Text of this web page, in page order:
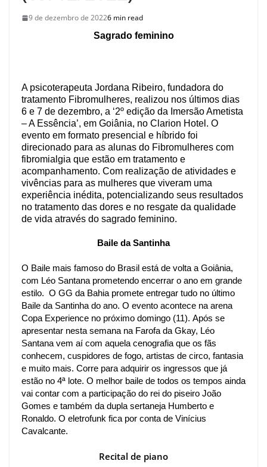
9 de dezembro de 20226 min read
Sagrado feminino
A psicoterapeuta Jordana Ribeiro, fundadora do
tratamento Fibromulheres, realizou nos últimos dias
6 e 7 de dezembro, a ‘2º edição da Imersão Ametista
– A Essência’, em Goiânia, no Clarion Hotel. O
evento em formato presencial e híbrido foi
direcionado para as alunas do Fibromulheres com
fibromialgia que estão em tratamento e
acompanhamento. Com realização de atividades e
vivências para as mulheres que viveram uma
experiência inédita, potencializando seus resultados
no tratamento das dores e no resgate da qualidade
de vida através do sagrado feminino.
Baile da Santinha
O Baile mais famoso do Brasil está de volta a Goiânia,
com Léo Santana prometendo encerrar o ano em grande
estilo.  O GG da Bahia promete entregar tudo no último
Baile da Santinha do ano. O evento acontece na arena
Copa Experience no próximo domingo (11). Após se
apresentar nesta semana na Farofa da Gkay, Léo
Santana vem aí com aquela cenografia que os fãs
conhecem, cuspidores de fogo, artistas de circo, fantasia
e muito mais. Corre para adquirir os ingressos que já
estão no 4ª lote. O melhor baile de todos os tempos ainda
vai contar com a participação do rei do piseiro João
Gomes e também da dupla sertaneja Humberto e
Ronaldo. O eletrofunk fica por conta de Vinícius
Cavalcante.
Recital de piano